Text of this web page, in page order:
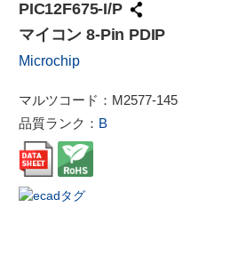
PIC12F675-I/P
マイコン 8-Pin PDIP
Microchip
マルツコード： M2577-145
品質ランク： B